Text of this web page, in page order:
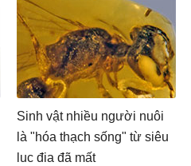
Sinh vật nhiều người nuôi
là "hóa thạch sống" từ siêu
lục địa đã mất